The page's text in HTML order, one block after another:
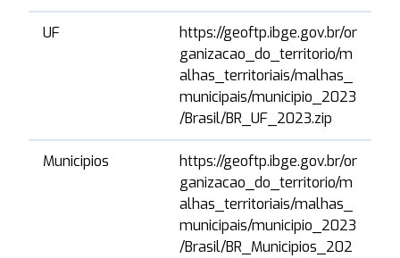
UF
https://geoftp.ibge.gov.br/or
ganizacao_do_territorio/m
alhas_territoriais/malhas_
municipais/municipio_2023
/Brasil/BR_UF_2023.zip
Municipios
https://geoftp.ibge.gov.br/or
ganizacao_do_territorio/m
alhas_territoriais/malhas_
municipais/municipio_2023
/Brasil/BR_Municipios_202